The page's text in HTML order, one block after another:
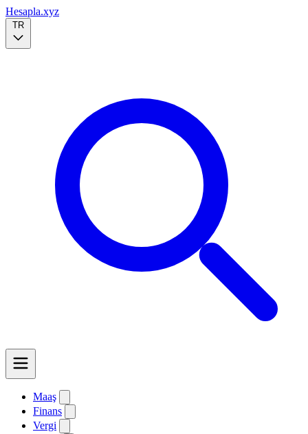
Hesapla.xyz
TR
Maaş
Finans
Vergi